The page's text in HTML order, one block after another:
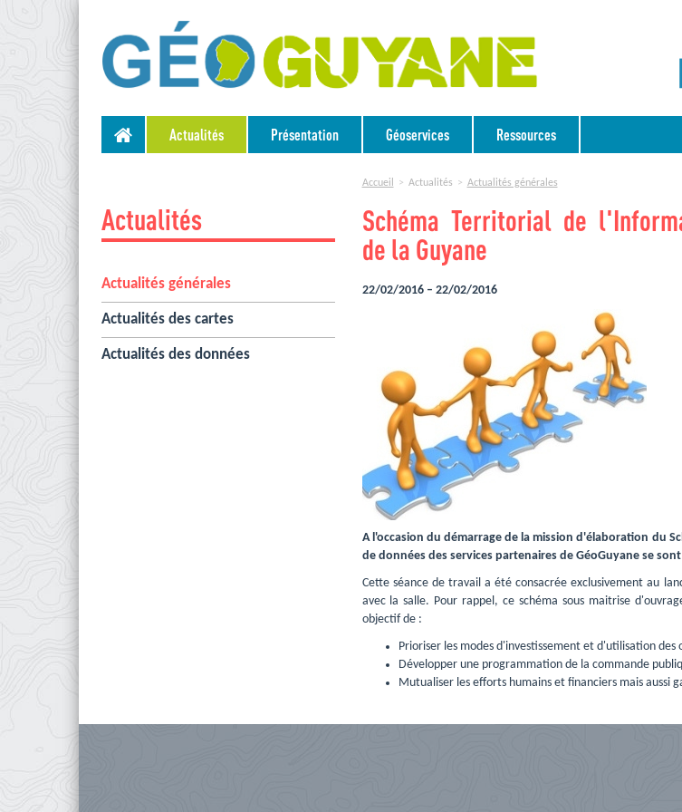
Actualités Présentation Géoservices Ressources
Actualités
Actualités générales
Actualités des cartes
Actualités des données
Accueil Actualités Actualités générales
Schéma Territorial de
de la Guyane
22/02/2016 – 22/02/2016
A l'occasion du démarrage de la mission d'élaboration du
de données des services partenaires de GéoGuyane se
Cette séance de travail a été consacrée exclusivement au
avec la salle. Pour rappel, ce schéma sous maitrise
objectif de :
Prioriser les modes d'investissement et d'utilisation
Développer une programmation de la commande
Mutualiser les efforts humains et financiers mais aussi